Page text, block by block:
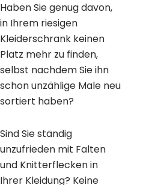
Haben Sie genug davon,
in Ihrem riesigen
Kleiderschrank keinen
Platz mehr zu finden,
selbst nachdem Sie ihn
schon unzählige Male neu
sortiert haben?
Sind Sie ständig
unzufrieden mit Falten
und Knitterflecken in
Ihrer Kleidung? Keine